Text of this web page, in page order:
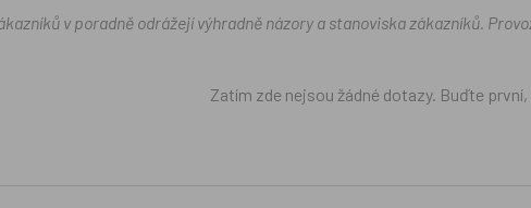
v poradně odrážejí výhradně názory a stanoviska zákazníků.
Zatím zde nejsou žádné dotazy. Buďte